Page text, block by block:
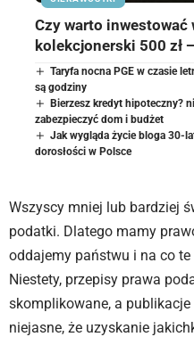
Czy warto inwestować
kolekcjonerski 500 zł
Taryfa nocna PGE w czasie
są godziny
Bierzesz kredyt hipoteczny?
zabezpieczyć dom i budżet
Jak wygląda życie bloga 30-
dorosłości w Polsce
Wszyscy mniej lub bardziej
podatki. Dlatego mamy
oddajemy państwu i na co
Niestety, przepisy prawa
skomplikowane, a
niejasne, że uzyskanie